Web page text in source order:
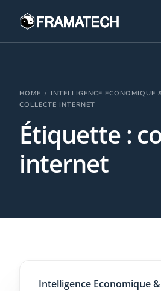
HOME
INTELLIGENCE ECONOMIQUE
COLLECTE INTERNET
Étiquette :
internet
Intelligence Economique
Formations
Performance électronique
Stratégies industrielles